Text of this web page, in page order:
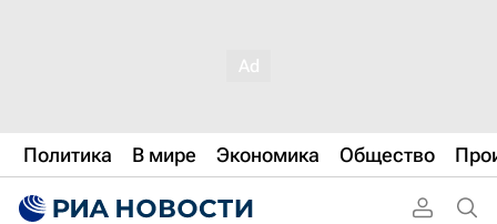
Политика В мире Экономика Общество